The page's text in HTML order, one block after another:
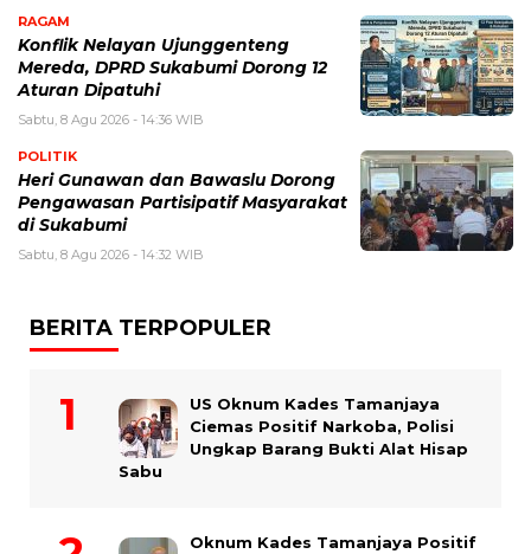
RAGAM
Konflik Nelayan Ujunggenteng
Mereda, DPRD Sukabumi Dorong 12
Aturan Dipatuhi
Sabtu, 8 Agu 2026 - 14:36 WIB
POLITIK
Heri Gunawan dan Bawaslu Dorong
Pengawasan Partisipatif Masyarakat
di Sukabumi
Sabtu, 8 Agu 2026 - 14:32 WIB
BERITA TERPOPULER
US Oknum Kades Tamanjaya
Ciemas Positif Narkoba, Polisi
Ungkap Barang Bukti Alat Hisap
Sabu
Oknum Kades Tamanjaya Positif